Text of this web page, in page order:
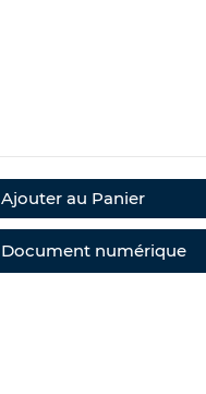
Ajouter au Panier
Document numérique